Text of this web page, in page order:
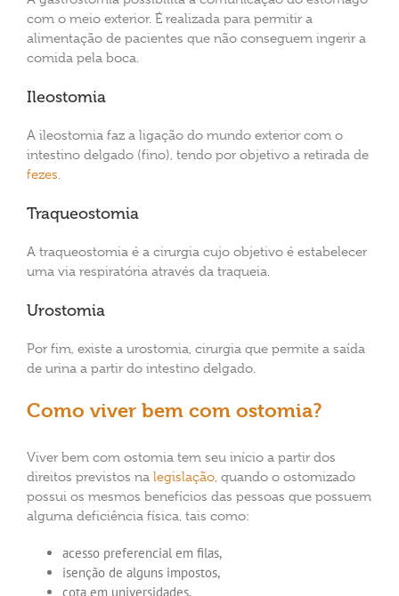
com o meio exterior. É realizada para permitir a
alimentação de pacientes que não conseguem ingerir a
comida pela boca.
Ileostomia
A ileostomia faz a ligação do mundo exterior com o
intestino delgado (fino), tendo por objetivo a retirada de
fezes.
Traqueostomia
A traqueostomia é a cirurgia cujo objetivo é estabelecer
uma via respiratória através da traqueia.
Urostomia
Por fim, existe a urostomia, cirurgia que permite a saída
de urina a partir do intestino delgado.
Como viver bem com ostomia?
Viver bem com ostomia tem seu início a partir dos
direitos previstos na legislação , quando o ostomizado
possui os mesmos benefícios das pessoas que possuem
alguma deficiência física, tais como:
acesso preferencial em filas,
isenção de alguns impostos,
cota em universidades,